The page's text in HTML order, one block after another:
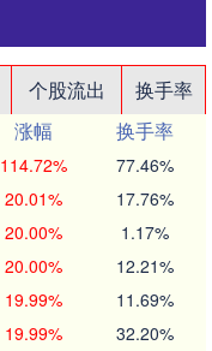
个股流出
换手率
涨幅
换手率
114.72% 77.46%
20.01% 17.76%
20.00% 1.17%
20.00% 12.21%
19.99% 11.69%
19.99% 32.20%